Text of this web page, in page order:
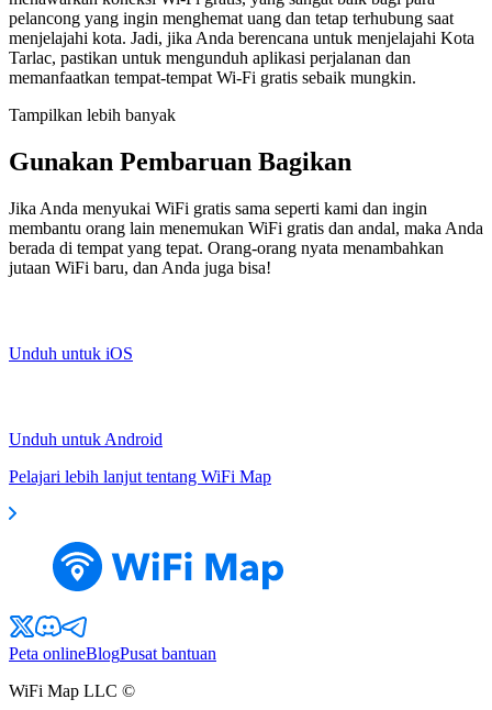
pelancong yang ingin menghemat uang dan tetap terhubung saat
menjelajahi kota. Jadi, jika Anda berencana untuk menjelajahi Kota
Tarlac, pastikan untuk mengunduh aplikasi perjalanan dan
memanfaatkan tempat-tempat Wi-Fi gratis sebaik mungkin.
Tampilkan lebih banyak
Gunakan Pembaruan Bagikan
Jika Anda menyukai WiFi gratis sama seperti kami dan ingin
membantu orang lain menemukan WiFi gratis dan andal, maka Anda
berada di tempat yang tepat. Orang-orang nyata menambahkan
jutaan WiFi baru, dan Anda juga bisa!
Unduh untuk iOS
Unduh untuk Android
Pelajari lebih lanjut tentang WiFi Map
Peta onlineBlogPusat bantuan
WiFi Map LLC ©